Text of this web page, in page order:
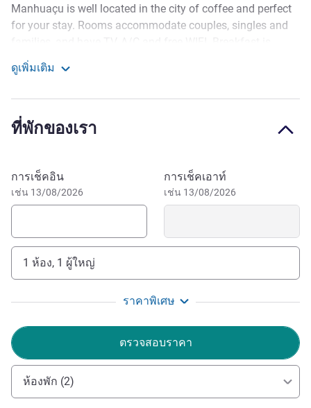
รายละเอียด
Manhuaçu is well located in the city of coffee and perfect
for your stay. Rooms accommodate couples, singles and
served daily (optional). Convenience store is available 24
hours. And this Manhuaçu hotel also has free parking and
Enjoy your stay at ibis Manhuaçu hotel to visit and get to
know more of this city. Visit the Coffee Castle, a 27-min
themed setting. Visit downtown and 5 de Novembro
Square, the stage of several attractions such as
gastronomic fairs, and with many bars around it. From the
If you were looking for a hotel in Manhuaçu where you can
stay in comfort and easy access to several points around
the city, all for an affordable rate, ibis budget Manhuaçu
Hotel Ibis budget Manhuacu wishes you a great stay!
Enjoy our welcoming, modern and comfortable
environment. Julieny Schiavo, Hotel Manager.
ฝ่ายบริหารโรงแรม
ดูเพิ่มเติม
ที่พักของเรา
จองโรงแรมนี้
การเช็คอิน
เช่น 13/08/2026
การเช็คเอาท์
เช่น 13/08/2026
1 ห้อง, 1 ผู้ใหญ่
ราคาพิเศษ
ตรวจสอบราคา
ห้องพัก (2)